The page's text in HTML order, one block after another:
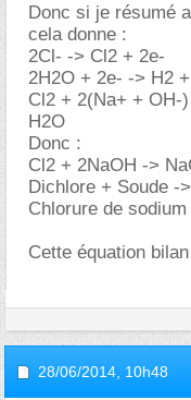
Donc si je résumé
cela donne :
2Cl- -> Cl2 + 2e-
2H2O + 2e- -> H2
Cl2 + 2(Na+ +
H2O
Donc :
Cl2 + 2NaOH ->
Dichlore + Soude -
Chlorure de
Cette équation
28/06/2014, 10h48